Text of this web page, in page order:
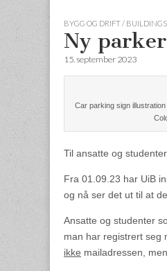
BYGG OG DRIFT /
Ny
15. september 2023
Car parking sign
Til ansatte og
Fra 01.09.23 har UiB
og nå ser det ut til at
Ansatte og studenter
man har registrert seg
ikke mailadressen,